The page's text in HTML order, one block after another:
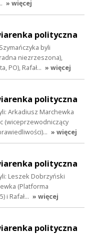
» więcej
polityczna
byli
niezrzeszona),
PO), Rafał… » więcej
polityczna
Arkadiusz Marchewka
(wiceprzewodniczący
» więcej
polityczna
Leszek Dobrzyński
(Platforma
i Rafał… » więcej
polityczna